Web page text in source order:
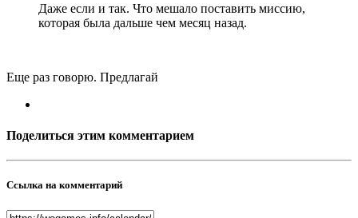
Даже если и так. Что мешало поставить миссию,
которая была дальше чем месяц назад.
Еще раз говорю. Предлагай
Поделиться этим комментарием
Ссылка на комментарий